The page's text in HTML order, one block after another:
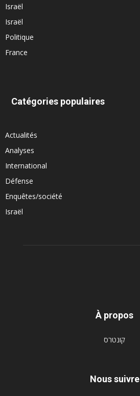
Israël
Israël
Politique
France
Catégories populaires
Actualités
Analyses
International
Défense
Enquêtes/société
Israël
À propos
קונטרס
Nous suivre